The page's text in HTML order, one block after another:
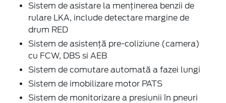
Sistem de asistare la menținerea benzii de
rulare LKA, include detectare margine de
drum RED
Sistem de asistenţă pre-coliziune (camera)
cu FCW, DBS si AEB
Sistem de comutare automată a fazei lungi
Sistem de imobilizare motor PATS
Sistem de monitorizare a presiunii în pneuri